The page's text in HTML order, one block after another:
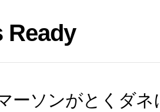
Ready
ーソンがとくダネ